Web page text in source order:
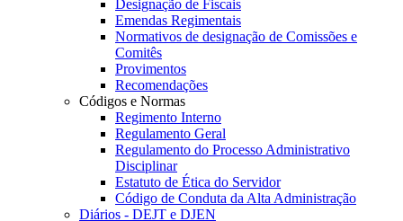
Designação de Fiscais
Emendas Regimentais
Normativos de designação de Comissões e
Comitês
Provimentos
Recomendações
Códigos e Normas
Regimento Interno
Regulamento Geral
Regulamento do Processo Administrativo
Disciplinar
Estatuto de Ética do Servidor
Código de Conduta da Alta Administração
Diários - DEJT e DJEN